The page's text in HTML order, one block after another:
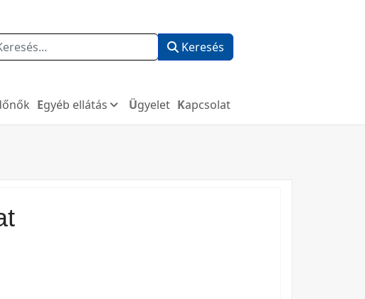
Keresés
Egyéb ellátás Ügyelet Kapcsolat